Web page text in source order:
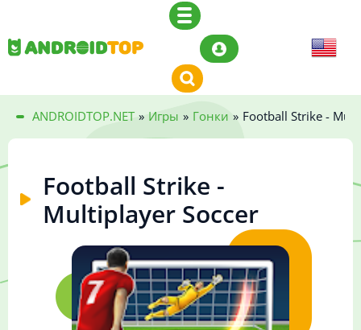
ANDROIDTOP.NET » Игры » Гонки » Football Strike -
Football Strike -
Multiplayer Soccer